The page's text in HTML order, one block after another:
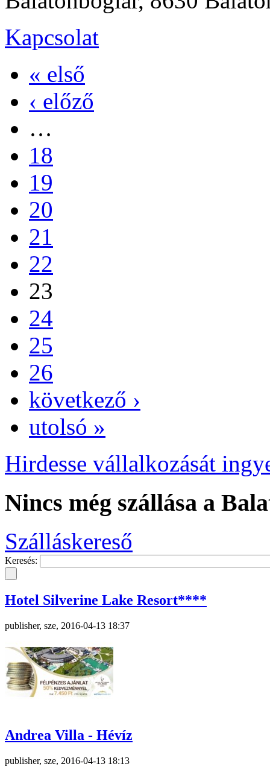
Kapcsolat
« első
‹ előző
…
18
19
20
21
22
23
24
25
26
következő ›
utolsó »
Hirdesse vállalkozását
Nincs még szállása a
Szálláskereső
Keresés:
Hotel Silverine Lake Resort****
publisher, sze, 2016-04-13 18:37
Andrea Villa - Hévíz
publisher, sze, 2016-04-13 18:13